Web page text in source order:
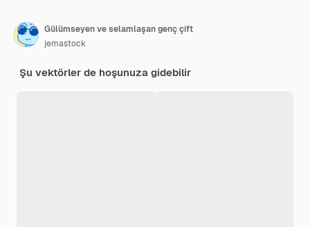
Gülümseyen ve selamlaşan genç çift
jemastock
Şu vektörler de hoşunuza gidebilir